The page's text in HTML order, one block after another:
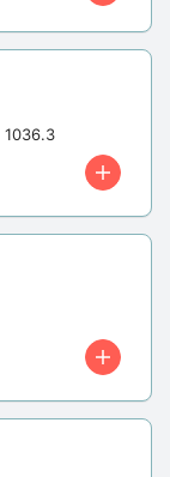
1036.3